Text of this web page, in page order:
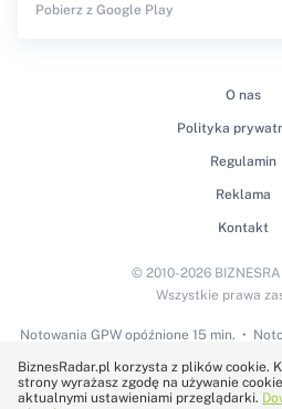
Pobierz z Google Play
O nas
Polityka
Regulamin
Reklama
Kontakt
Notowania GPWopóźnione 15 min.
© 2010-2026
Wszystkie prawa
Technologię dostarcza:
BiznesRadar.pl korzysta z plików cookie.
strony wyrażasz zgodę na używanie
aktualnymi ustawieniami przeglądarki.